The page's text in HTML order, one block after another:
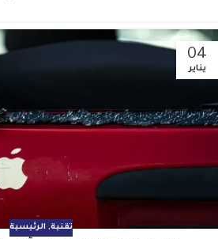
04
يناير
تقنية, الرئيسية